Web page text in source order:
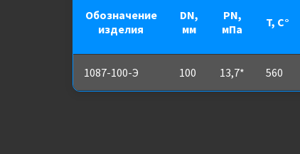
Обозначение
изделия
DN,
мм
PN,
мПа
T, С°
1087-100-Э 100 13,7* 560